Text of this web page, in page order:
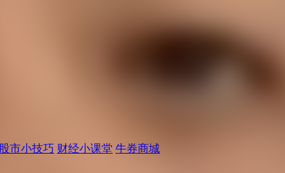
股市小技巧 财经小课堂 牛券商城